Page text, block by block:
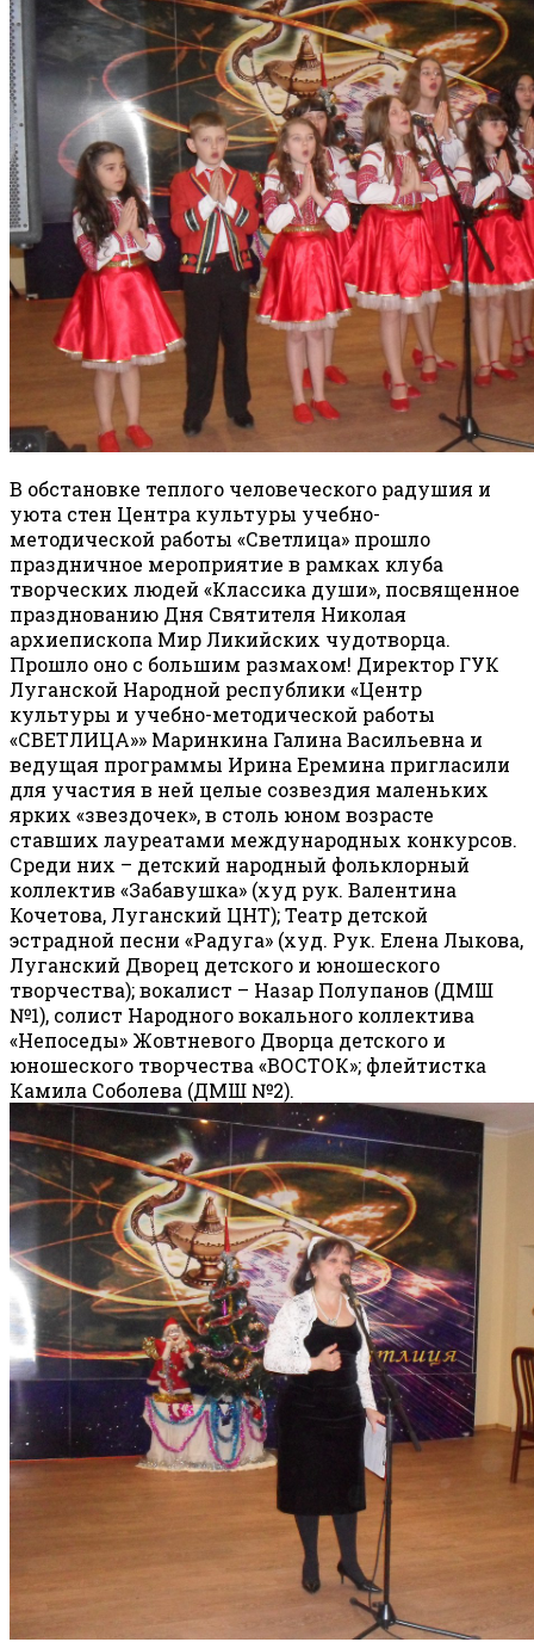
В обстановке теплого человеческого радушия и
уюта стен Центра культуры учебно-
методической работы «Светлица» прошло
праздничное мероприятие в рамках клуба
творческих людей «Классика души», посвященное
празднованию Дня Святителя Николая
архиепископа Мир Ликийских чудотворца.
Прошло оно с большим размахом! Директор ГУК
Луганской Народной республики «Центр
культуры и учебно-методической работы
«СВЕТЛИЦА»» Маринкина Галина Васильевна и
ведущая программы Ирина Еремина пригласили
для участия в ней целые созвездия маленьких
ярких «звездочек», в столь юном возрасте
ставших лауреатами международных конкурсов.
Среди них – детский народный фольклорный
коллектив «Забавушка» (худ рук. Валентина
Кочетова, Луганский ЦНТ); Театр детской
эстрадной песни «Радуга» (худ. Рук. Елена Лыкова,
Луганский Дворец детского и юношеского
творчества); вокалист – Назар Полупанов (ДМШ
№1), солист Народного вокального коллектива
«Непоседы» Жовтневого Дворца детского и
юношеского творчества «ВОСТОК»; флейтистка
Камила Соболева (ДМШ №2).